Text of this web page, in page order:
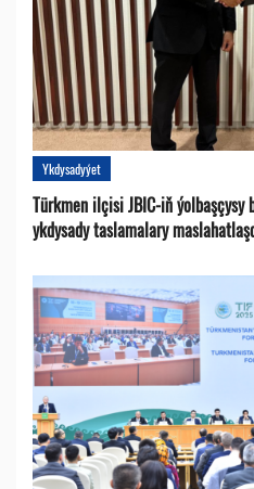
Ykdysadyýet
Türkmen ilçisi JBIC-iň
ykdysady taslamalary